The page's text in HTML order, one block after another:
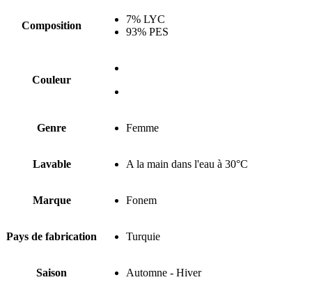
Composition
7% LYC
93% PES
Couleur
Genre Femme
Lavable A la main dans l'eau à 30°C
Marque Fonem
Pays de fabrication Turquie
Saison Automne - Hiver